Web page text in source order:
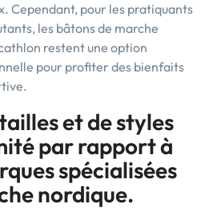
Cependant, pour les pratiquants
les bâtons de marche
restent une option
pour profiter des bienfaits
et de styles
par rapport à
spécialisées
nordique.